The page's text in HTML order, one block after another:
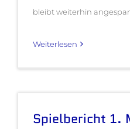
bleibt weiterhin
Weiterlesen
Spielbericht 1.